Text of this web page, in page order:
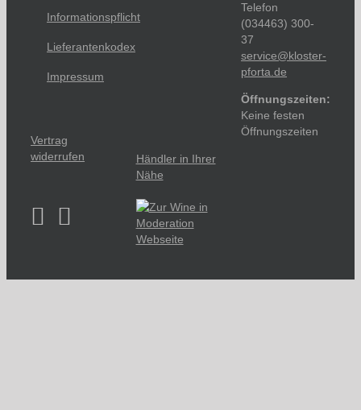
Informationspflicht
Lieferantenkodex
Impressum
Vertrag
widerrufen
Telefon
(034463) 300-
37
service@kloster-
pforta.de
Öffnungszeiten:
Keine festen
Öffnungszeiten
Händler in Ihrer
Nähe